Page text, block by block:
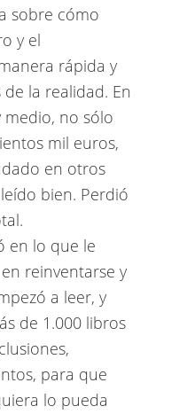
sobre cómo
y el
rápida y
la realidad. En
medio, no sólo
mil euros,
en otros
bien. Perdió
en lo que le
reinventarse y
a leer, y
de 1.000 libros
para que
lo pueda